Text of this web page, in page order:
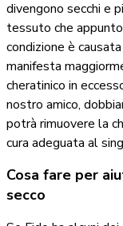
divengono secchi e
tessuto che
condizione è
manifesta
cheratinico in
nostro amico,
potrà rimuovere la
cura adeguata al
Cosa fare per
secco